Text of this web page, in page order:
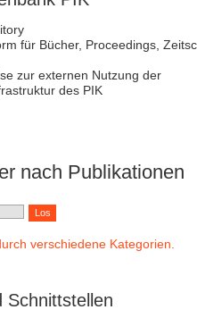
für Bücher, Proceedings,
zur externen Nutzung der
des PIK
nach Publikationen
verschiedene Kategorien.
Schnittstellen